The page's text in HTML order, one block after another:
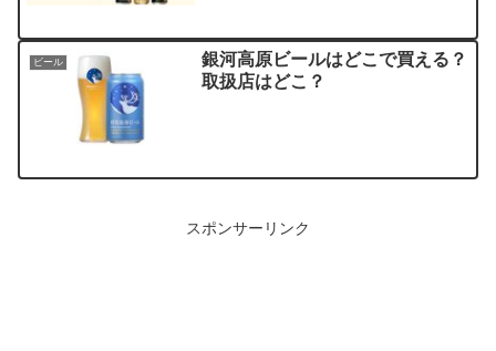
ビール
銀河高原ビールはどこで買える？
取扱店はどこ？
スポンサーリンク